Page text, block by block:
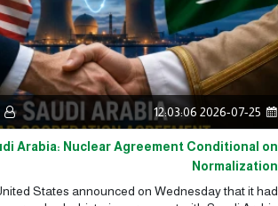
2026-07-25 12:03:06
Arabia: Nuclear Agreement Conditional on
Normalization
States announced on Wednesday that it had